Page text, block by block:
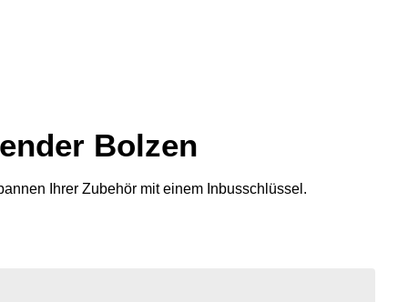
Bolzen
Ihrer Zubehör mit einem Inbusschlüssel.